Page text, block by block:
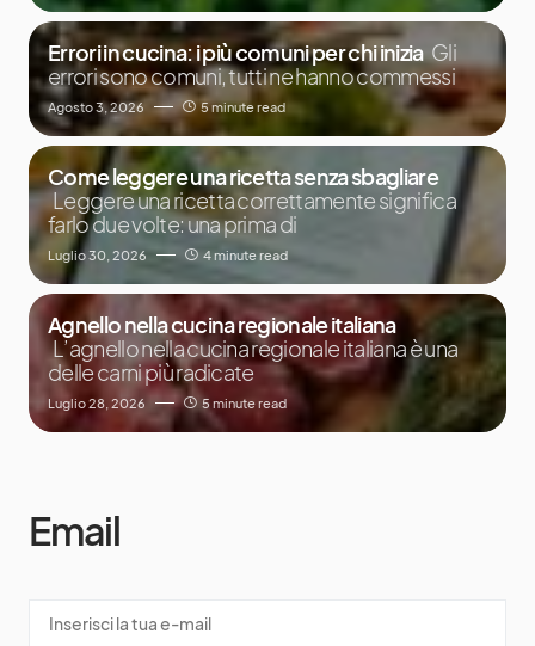
Errori in cucina: i più comuni per chi inizia Gli
errori sono comuni, tutti ne hanno commessi
Agosto 3, 2026 5 minute read
Come leggere una ricetta senza sbagliare
Leggere una ricetta correttamente significa
farlo due volte: una prima di
Luglio 30, 2026 4 minute read
Agnello nella cucina regionale italiana
L’agnello nella cucina regionale italiana è una
delle carni più radicate
Luglio 28, 2026 5 minute read
Email